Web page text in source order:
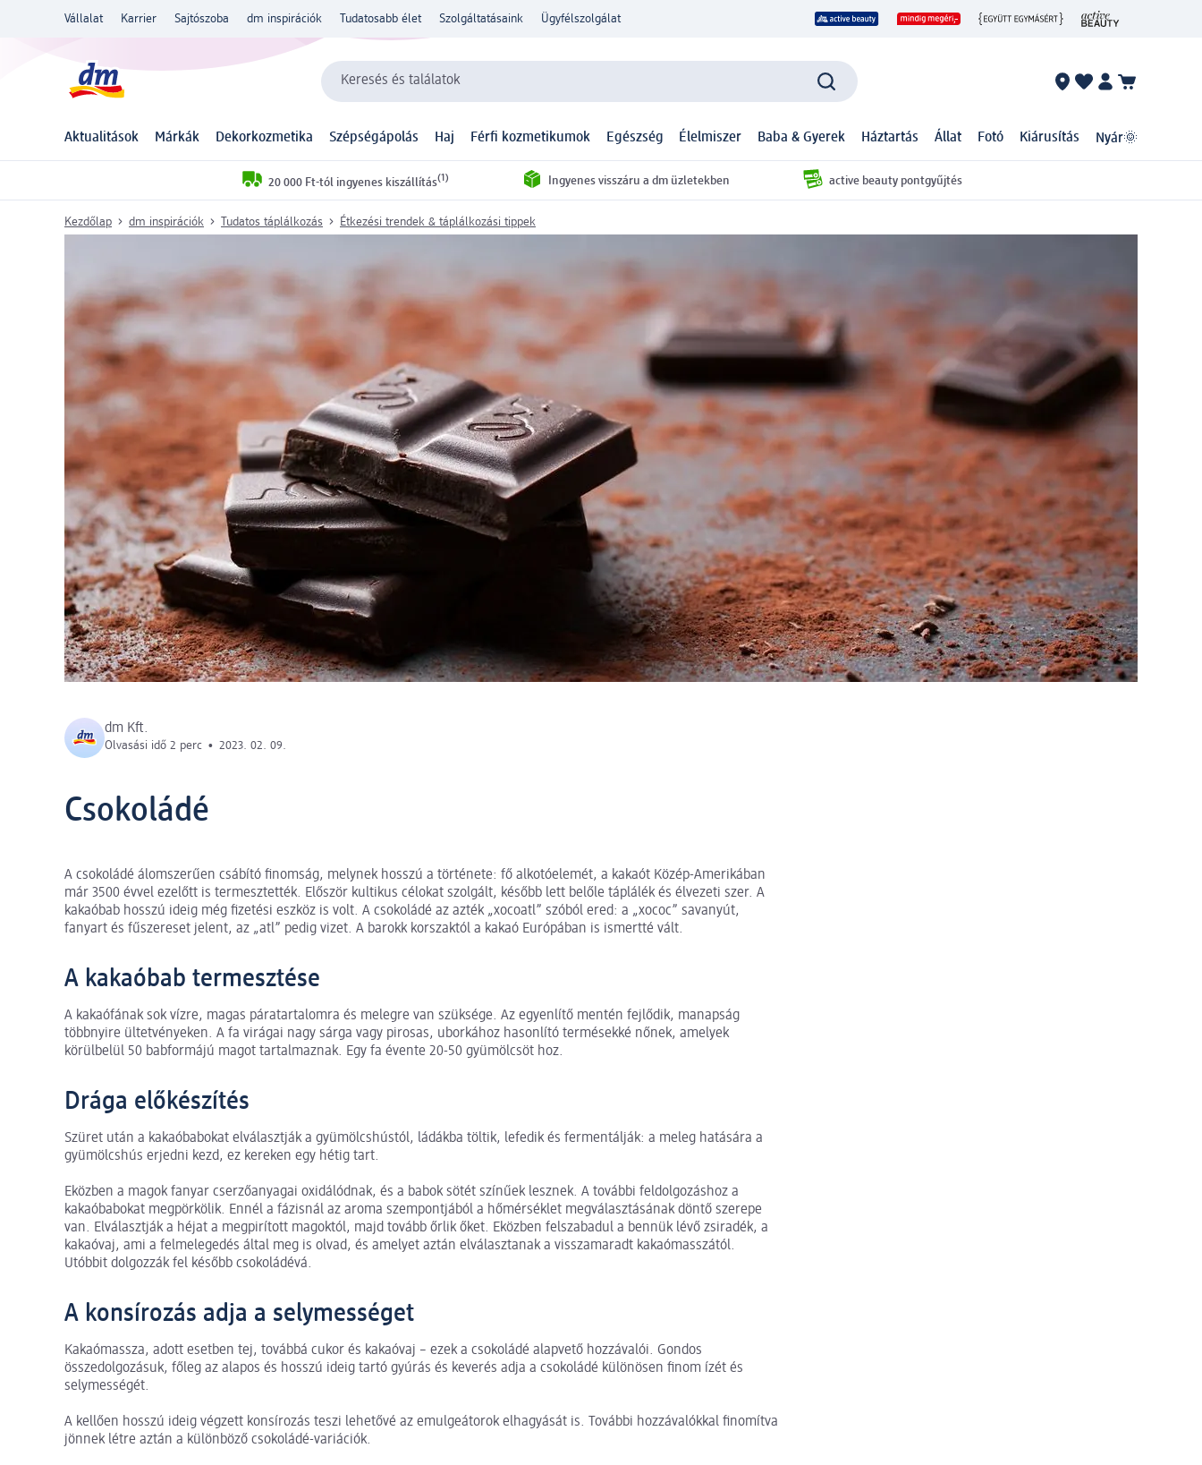
Vállalat Karrier Sajtószoba dm inspirációk Tudatosabb élet Szolgáltatásaink Ügyfélszolgálat
Keresés és találatok
Aktualitások Márkák Dekorkozmetika Szépségápolás Haj Férfi kozmetikumok Egészség Élelmiszer Baba & Gyerek Háztartás Állat Fotó Kiárusítás Nyár🌞
20 000 Ft-tól ingyenes kiszállítás(1) Ingyenes visszáru a dm üzletekben active beauty pontgyűjtés
Kezdőlap dm inspirációk Tudatos táplálkozás Étkezési trendek & táplálkozási tippek
dm Kft.
Olvasási idő 2 perc • 2023. 02. 09.
Csokoládé
A csokoládé álomszerűen csábító finomság, melynek hosszú a története: fő alkotóelemét, a kakaót Közép-Amerikában
már 3500 évvel ezelőtt is termesztették. Először kultikus célokat szolgált, később lett belőle táplálék és élvezeti szer. A
kakaóbab hosszú ideig még fizetési eszköz is volt. A csokoládé az azték „xocoatl” szóból ered: a „xococ” savanyút,
fanyart és fűszereset jelent, az „atl” pedig vizet. A barokk korszaktól a kakaó Európában is ismertté vált.
A kakaóbab termesztése
A kakaófának sok vízre, magas páratartalomra és melegre van szüksége. Az egyenlítő mentén fejlődik, manapság
többnyire ültetvényeken. A fa virágai nagy sárga vagy pirosas, uborkához hasonlító termésekké nőnek, amelyek
körülbelül 50 babformájú magot tartalmaznak. Egy fa évente 20-50 gyümölcsöt hoz.
Drága előkészítés
Szüret után a kakaóbabokat elválasztják a gyümölcshústól, ládákba töltik, lefedik és fermentálják: a meleg hatására a
gyümölcshús erjedni kezd, ez kereken egy hétig tart.
Eközben a magok fanyar cserzőanyagai oxidálódnak, és a babok sötét színűek lesznek. A további feldolgozáshoz a
kakaóbabokat megpörkölik. Ennél a fázisnál az aroma szempontjából a hőmérséklet megválasztásának döntő szerepe
van. Elválasztják a héjat a megpirított magoktól, majd tovább őrlik őket. Eközben felszabadul a bennük lévő zsiradék, a
kakaóvaj, ami a felmelegedés által meg is olvad, és amelyet aztán elválasztanak a visszamaradt kakaómasszától.
Utóbbit dolgozzák fel később csokoládévá.
A konsírozás adja a selymességet
Kakaómassza, adott esetben tej, továbbá cukor és kakaóvaj – ezek a csokoládé alapvető hozzávalói. Gondos
összedolgozásuk, főleg az alapos és hosszú ideig tartó gyúrás és keverés adja a csokoládé különösen finom ízét és
selymességét.
A kellően hosszú ideig végzett konsírozás teszi lehetővé az emulgeátorok elhagyását is. További hozzávalókkal finomítva
jönnek létre aztán a különböző csokoládé-variációk.